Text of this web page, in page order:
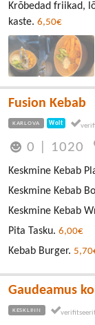
Krõbedad friikad,
kaste. 6,50€
Fusion Kebab
KARLOVA Wolt
0 1020
Keskmine Kebab
Keskmine Kebab
Keskmine Kebab
Pita Tasku. 6,00€
Kebab Burger.
Gaudeamus
KESKLINN